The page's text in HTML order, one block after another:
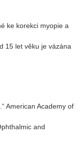
ke korekci myopie a
15 let věku je vázána
American Academy of
and